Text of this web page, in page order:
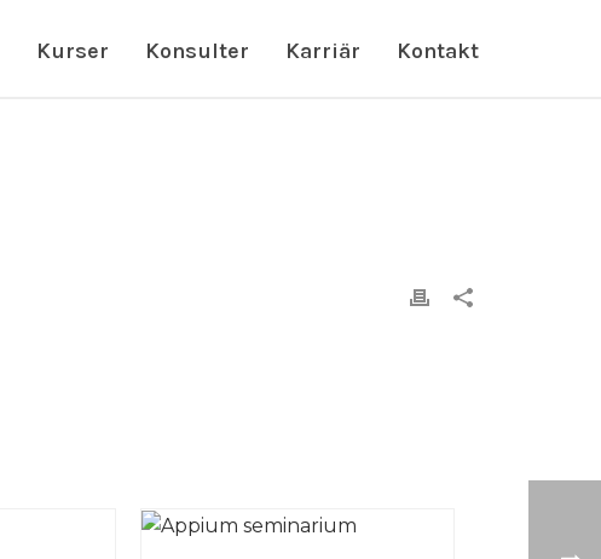
Kurser Konsulter Karriär Kontakt